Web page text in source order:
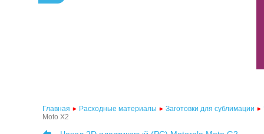
чехлы для
Главная Расходные материалы Заготовки для сублимации
Moto X2